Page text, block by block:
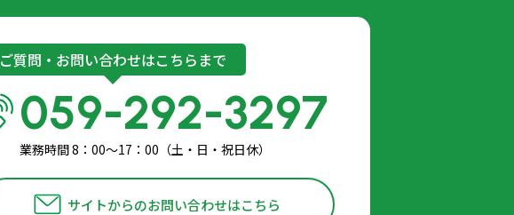
ご質問・お問い合わせはこちらまで
059-292-3297
業務時間 8：00〜17：00（土・日・祝日休）
サイトからのお問い合わせはこちら